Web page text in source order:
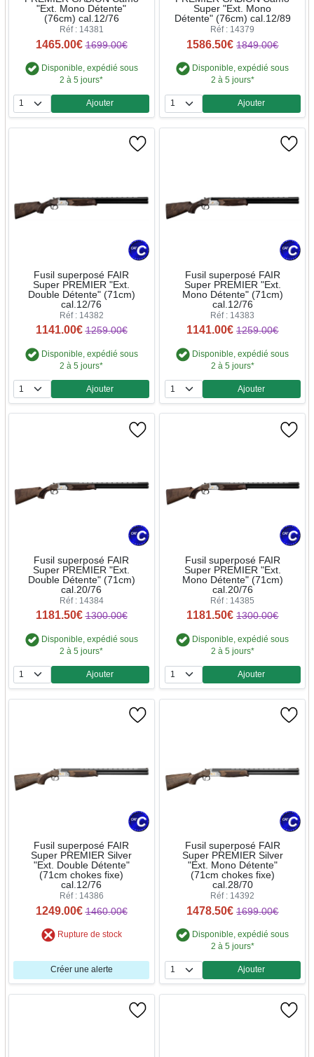
"Ext. Mono Détente"
(76cm) cal.12/76
Réf : 14381
1465.00€ 1699.00€
Disponible, expédié sous
2 à 5 jours*
Quantité
Ajouter
Super "Ext. Mono
Détente" (76cm) cal.12/89
Réf : 14379
1586.50€ 1849.00€
Disponible, expédié sous
2 à 5 jours*
Quantité
Ajouter
Fusil superposé FAIR
Super PREMIER "Ext.
Double Détente" (71cm)
cal.12/76
Réf : 14382
1141.00€ 1259.00€
Disponible, expédié sous
2 à 5 jours*
Quantité
Ajouter
Fusil superposé FAIR
Super PREMIER "Ext.
Mono Détente" (71cm)
cal.12/76
Réf : 14383
1141.00€ 1259.00€
Disponible, expédié sous
2 à 5 jours*
Quantité
Ajouter
Fusil superposé FAIR
Super PREMIER "Ext.
Double Détente" (71cm)
cal.20/76
Réf : 14384
1181.50€ 1300.00€
Disponible, expédié sous
2 à 5 jours*
Quantité
Ajouter
Fusil superposé FAIR
Super PREMIER "Ext.
Mono Détente" (71cm)
cal.20/76
Réf : 14385
1181.50€ 1300.00€
Disponible, expédié sous
2 à 5 jours*
Quantité
Ajouter
Fusil superposé FAIR
Super PREMIER Silver
"Ext. Double Détente"
(71cm chokes fixe)
cal.12/76
Réf : 14386
1249.00€ 1460.00€
Rupture de stock
Créer une alerte
Fusil superposé FAIR
Super PREMIER Silver
"Ext. Mono Détente"
(71cm chokes fixe)
cal.28/70
Réf : 14392
1478.50€ 1699.00€
Disponible, expédié sous
2 à 5 jours*
Quantité
Ajouter